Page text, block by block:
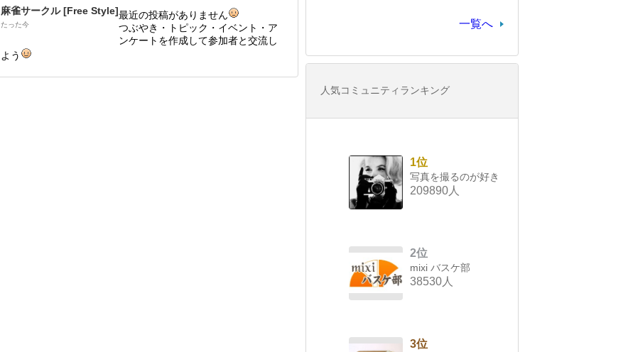
麻雀サークル [Free Style]
たった今
最近の投稿がありません
つぶやき・トピック・イベント・ア
ンケートを作成して参加者と交流し
よう
一覧へ
人気コミュニティランキング
1位
写真を撮るのが好き
209890人
2位
mixi バスケ部
38530人
3位